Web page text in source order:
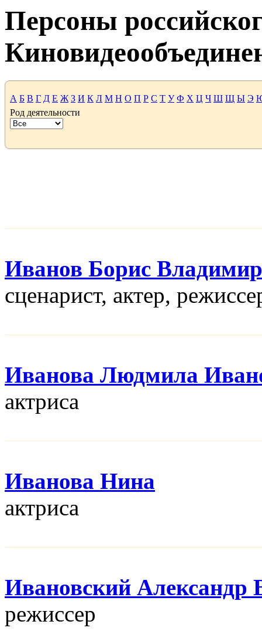
Персоны
А Б В Г Д Е Ж З И К Л М Н О П Р С Т У Ф Х Ц Ч Ш Щ Ы Э
Род деятельности
Иванов Борис
сценарист, актер,
Иванова Людмила
актриса
Иванова Нина
актриса
Ивановский Александр
режисcер